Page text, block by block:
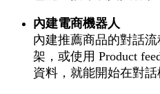
內建電商機器人
內建推薦商品的對話
架，或使用 Product
資料，就能開始在對話